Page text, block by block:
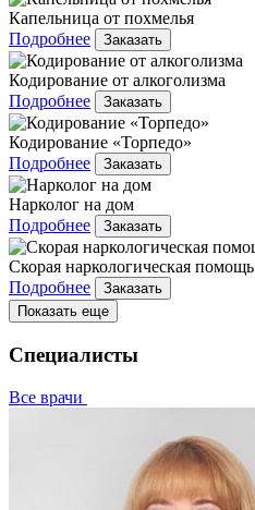
Капельница от похмелья
Подробнее
Заказать
Кодирование от алкоголизма
Подробнее
Заказать
Кодирование «Торпедо»
Подробнее
Заказать
Нарколог на дом
Подробнее
Заказать
Скорая наркологическая помощь
Подробнее
Заказать
Показать еще
Специалисты
Все врачи